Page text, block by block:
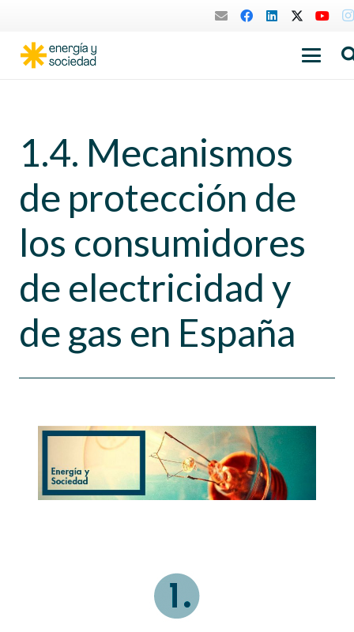
1.4. Mecanismos
de protección de
los consumidores
de electricidad y
de gas en España